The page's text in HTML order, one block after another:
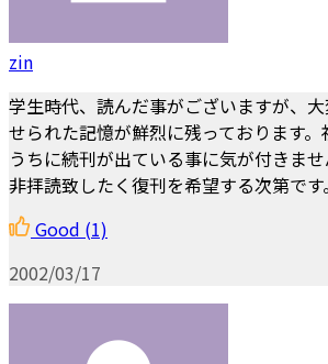
zin
学生時代、読んだ事がございますが、
せられた記憶が鮮烈に残っております
うちに続刊が出ている事に気が付きま
非拝読致したく復刊を希望する次第です。
Good (1)
2002/03/17